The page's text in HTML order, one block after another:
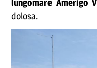
dolosa.